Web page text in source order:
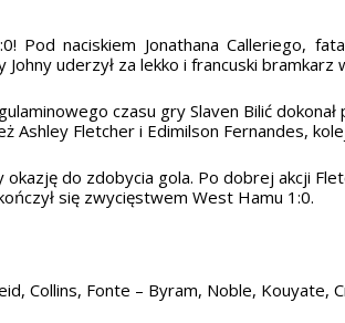
Pod naciskiem Jonathana Calleriego,
uderzył za lekko i francuski
czasu gry Slaven Bilić
Ashley Fletcher i Edimilson Fernandes,
okazję do zdobycia gola. Po dobrej akcji
się zwycięstwem West Hamu 1:0.
Collins, Fonte – Byram, Noble, Kouyate,